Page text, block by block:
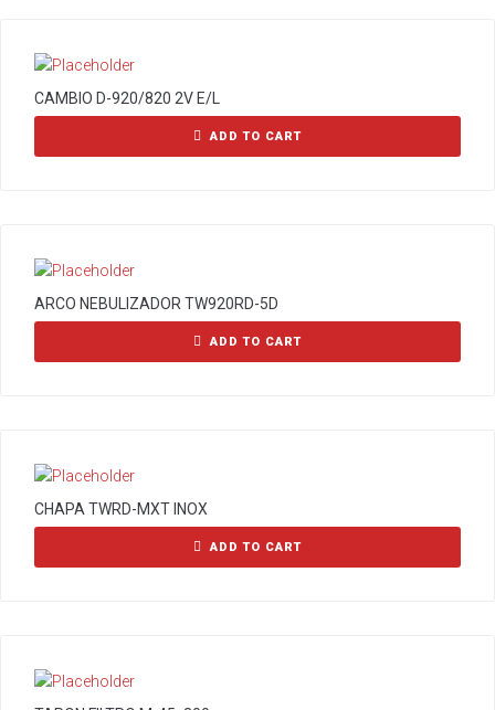
CAMBIO D-920/820 2V E/L
ADD TO CART
ARCO NEBULIZADOR TW920RD-5D
ADD TO CART
CHAPA TWRD-MXT INOX
ADD TO CART